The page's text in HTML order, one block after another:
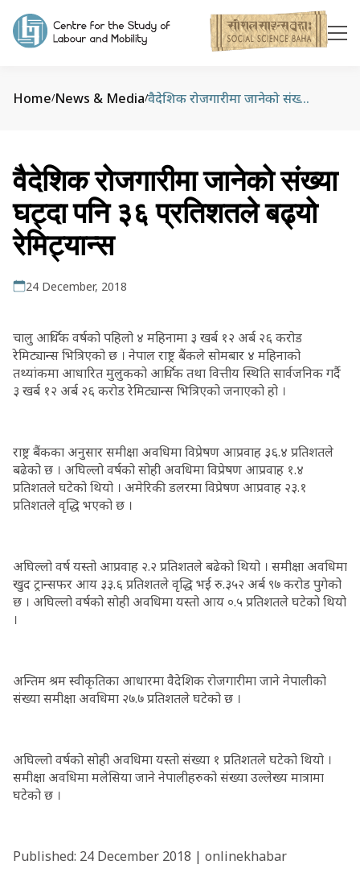
Home/News & Media/ वैदेशिक रोजगारीमा जानेको संख्या घट्दा पनि ३६ प्रतिशतले बढ्यो रेमिट्यान्स
वैदेशिक रोजगारीमा जानेको संख्या
घट्दा पनि ३६ प्रतिशतले बढ्यो
रेमिट्यान्स
24 December, 2018
चालु आर्थिक वर्षको पहिलो ४ महिनामा ३ खर्ब १२ अर्ब २६ करोड
रेमिट्यान्स भित्रिएको छ । नेपाल राष्ट्र बैंकले सोमबार ४ महिनाको
तथ्यांकमा आधारित मुलुकको आर्थिक तथा वित्तीय स्थिति सार्वजनिक गर्दै
३ खर्ब १२ अर्ब २६ करोड रेमिट्यान्स भित्रिएको जनाएको हो ।
राष्ट्र बैंकका अनुसार समीक्षा अवधिमा विप्रेषण आप्रवाह ३६.४ प्रतिशतले
बढेको छ । अघिल्लो वर्षको सोही अवधिमा विप्रेषण आप्रवाह १.४
प्रतिशतले घटेको थियो । अमेरिकी डलरमा विप्रेषण आप्रवाह २३.१
प्रतिशतले वृद्धि भएको छ ।
अघिल्लो वर्ष यस्तो आप्रवाह २.२ प्रतिशतले बढेको थियो । समीक्षा अवधिमा
खुद ट्रान्सफर आय ३३.६ प्रतिशतले वृद्धि भई रु.३५२ अर्ब ९७ करोड पुगेको
छ । अघिल्लो वर्षको सोही अवधिमा यस्तो आय ०.५ प्रतिशतले घटेको थियो
।
अन्तिम श्रम स्वीकृतिका आधारमा वैदेशिक रोजगारीमा जाने नेपालीको
संख्या समीक्षा अवधिमा २७.७ प्रतिशतले घटेको छ ।
अघिल्लो वर्षको सोही अवधिमा यस्तो संख्या १ प्रतिशतले घटेको थियो ।
समीक्षा अवधिमा मलेसिया जाने नेपालीहरुको संख्या उल्लेख्य मात्रामा
घटेको छ ।
Published: 24 December 2018 | onlinekhabar